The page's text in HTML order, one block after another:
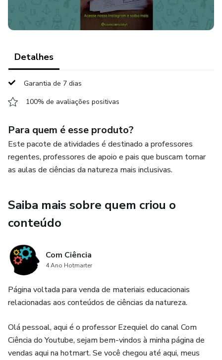
Detalhes
Garantia de 7 dias
100% de avaliações positivas
Para quem é esse produto?
Este pacote de atividades é destinado a professores
regentes, professores de apoio e pais que buscam tornar
as aulas de ciências da natureza mais inclusivas.
Saiba mais sobre quem criou o
conteúdo
Com Ciência
4 Ano Hotmarter
Página voltada para venda de materiais educacionais
relacionadas aos conteúdos de ciências da natureza.
Olá pessoal, aqui é o professor Ezequiel do canal Com
Ciência do Youtube, sejam bem-vindos à minha página de
vendas aqui na hotmart. Se você chegou até aqui, meus